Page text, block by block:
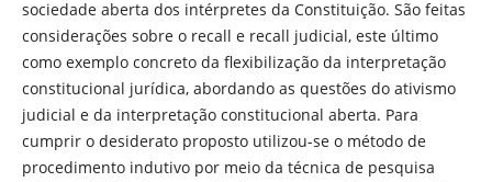
sociedade aberta dos intérpretes da Constituição. São feitas
considerações sobre o recall e recall judicial, este último
como exemplo concreto da flexibilização da interpretação
constitucional jurídica, abordando as questões do ativismo
judicial e da interpretação constitucional aberta. Para
cumprir o desiderato proposto utilizou-se o método de
procedimento indutivo por meio da técnica de pesquisa